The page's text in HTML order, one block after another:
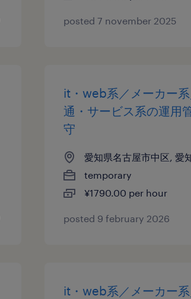
posted 7 november 2025
it・web系／メーカー
通・サービス系の運用
守
愛知県名古屋市中区, 愛
temporary
¥1790.00 per hour
posted 9 february 2026
it・web系／メーカー